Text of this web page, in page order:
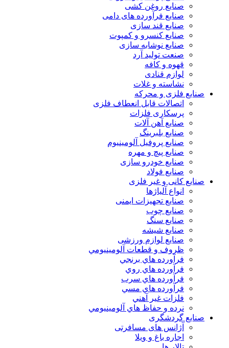
صنایع روغن کشی
صنایع فرآورده های دامی
صنایع قند سازی
صنایع کنسرو و کمپوت
صنایع نوشابه سازی
صنعت تولید آرد
قهوه و کافه
لوازم قنادی
نشاسته و غلات
صنایع فلزی و محرکه
اتصالات قابل انعطاف فلزی
پرسکاری فلزات
صنایع آهن آلات
صنایع بلبرینگ
صنایع پروفیل آلومینیوم
صنایع پیچ و مهره
صنایع خودرو سازی
صنایع فولاد
صنایع کانی و غیر فلزی
انواع آلياژها
صنایع تجهیزات ایمنی
صنایع چوب
صنایع سنگ
صنایع شیشه
صنایع لوازم ورزشی
ظروف و قطعات آلومينيومي
فرآورده هاي برنجي
فرآورده هاي روي
فرآورده هاي سرب
فرآورده هاي مسي
فلزات غير آهني
نرده و حفاظ هاي آلومينيومي
صنایع گردشگری
آژانس های مسافرتی
اجاره باغ و ویلا